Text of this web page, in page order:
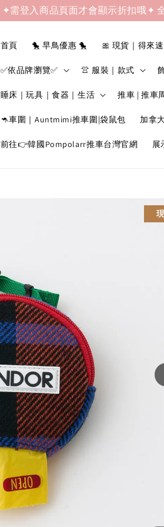
✦需登入商品頁面才會顯示折扣哦✦
首頁 🐤 早鳥優惠 🐤 🎀 現貨｜得來
✅依品牌瀏覽✅ 👚 服裝｜款式
睡床｜玩具｜食器｜生活 推車 | 推車
🦘車圍｜Auntmimi推車圍|袋鼠包 加拿
前往👉韓國Pompolarr推車台灣官網 展